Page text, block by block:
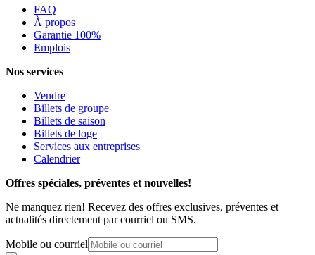
FAQ
À propos
Garantie 100%
Emplois
Nos services
Vendre
Billets de groupe
Billets de saison
Billets de loge
Services aux entreprises
Calendrier
Offres spéciales, préventes et nouvelles!
Ne manquez rien! Recevez des offres exclusives, préventes et
actualités directement par courriel ou SMS.
Mobile ou courriel